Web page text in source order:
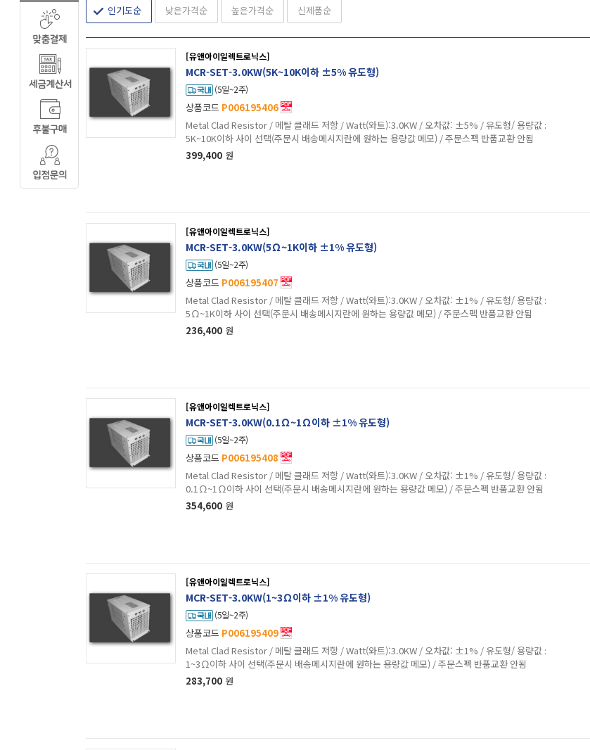
인기도순 낮은가격순 높은가격순 신제품순
[유앤아이일렉트로닉스]
MCR-SET-3.0KW(5K~10K이하 ±5% 유도형)
(5일~2주)
상품코드 P006195406
Metal Clad Resistor / 메탈 클래드 저항 / Watt(와트):3.0KW / 오차값: ±5% / 유도형/ 용량값 :
5K~10K이하 사이 선택(주문시 배송메시지란에 원하는 용량값 메모) / 주문스펙 반품교환 안됨
399,400 원
[유앤아이일렉트로닉스]
MCR-SET-3.0KW(5Ω~1K이하 ±1% 유도형)
(5일~2주)
상품코드 P006195407
Metal Clad Resistor / 메탈 클래드 저항 / Watt(와트):3.0KW / 오차값: ±1% / 유도형/ 용량값 :
5Ω~1K이하 사이 선택(주문시 배송메시지란에 원하는 용량값 메모) / 주문스펙 반품교환 안됨
236,400 원
[유앤아이일렉트로닉스]
MCR-SET-3.0KW(0.1Ω~1Ω이하 ±1% 유도형)
(5일~2주)
상품코드 P006195408
Metal Clad Resistor / 메탈 클래드 저항 / Watt(와트):3.0KW / 오차값: ±1% / 유도형/ 용량값 :
0.1Ω~1Ω이하 사이 선택(주문시 배송메시지란에 원하는 용량값 메모) / 주문스펙 반품교환 안됨
354,600 원
[유앤아이일렉트로닉스]
MCR-SET-3.0KW(1~3Ω이하 ±1% 유도형)
(5일~2주)
상품코드 P006195409
Metal Clad Resistor / 메탈 클래드 저항 / Watt(와트):3.0KW / 오차값: ±1% / 유도형/ 용량값 :
1~3Ω이하 사이 선택(주문시 배송메시지란에 원하는 용량값 메모) / 주문스펙 반품교환 안됨
283,700 원